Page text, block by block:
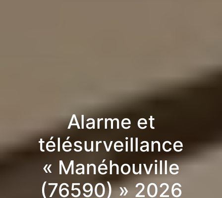
Alarme et
télésurveillance
« Manéhouville
(76590) » 2026